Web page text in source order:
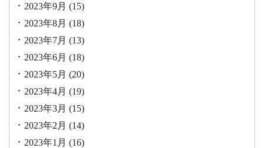
2023年9月 (15)
2023年8月 (18)
2023年7月 (13)
2023年6月 (18)
2023年5月 (20)
2023年4月 (19)
2023年3月 (15)
2023年2月 (14)
2023年1月 (16)